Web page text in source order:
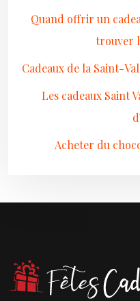
Quand offrir un
trouver
Cadeaux de la Saint-
Les cadeaux Saint
Acheter du